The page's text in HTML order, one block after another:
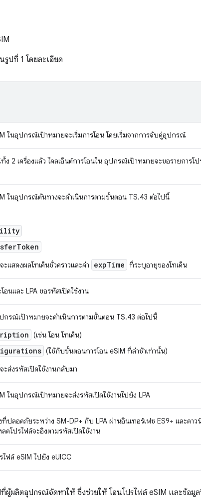
รูปที่ 1 โดยละเอียด
ในอุปกรณ์เป้าหมายจะเริ่มการโอน โดยเริ่มจากการจับคู่อุปกรณ์
2 เครื่องแล้ว ไคลเอ็นต์การโอนใน อุปกรณ์เป้าหมายจะขอรายการโ
ในอุปกรณ์ต้นทางจะดำเนินการตามขั้นตอน TS.43 ต่อไปนี้
ะแสดงผลโทเค็นชั่วคราวและค่า expTime ที่ระบุอายุของโทเค็น
อนและ LPA ขอรหัสเปิดใช้งาน
กรณ์เป้าหมายจะดำเนินการตามขั้นตอน TS.43 ต่อไปนี้
(เช่น โอน โทเค็น)
(ใช้กับขั้นตอนการโอน eSIM ที่ล่าช้าเท่านั้น)
ะส่งรหัสเปิดใช้งานกลับมา
ในอุปกรณ์เป้าหมายจะส่งรหัสเปิดใช้งานไปยัง LPA
ปลอดภัยระหว่าง SM-DP+ กับ LPA ผ่านอินเทอร์เฟซ ES9+ และดาว
ดโปรไฟล์จะอิงตามรหัสเปิดใช้งาน
ไฟล์ eSIM ไปยัง eUICC
ผู้ผลิตอุปกรณ์จัดหาให้ ซึ่งช่วยให้ โอนโปรไฟล์ eSIM และข้อ